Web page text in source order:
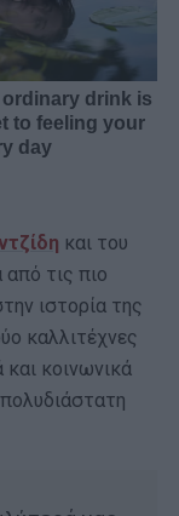
και του
από τις πιο
ιστορία της
καλλιτέχνες
κοινωνικά